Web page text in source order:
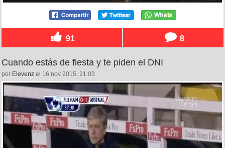
91 8
Cuando estás de fiesta y te piden el DNI
por Elevenz el 16 nov 2015, 21:03